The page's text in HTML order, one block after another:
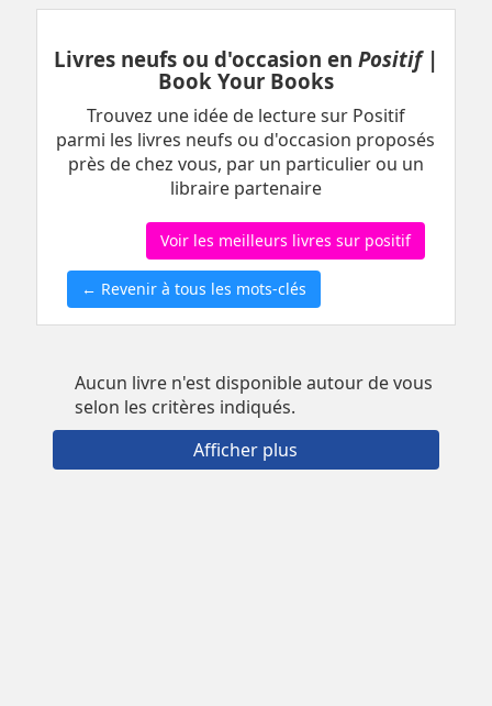
Livres neufs ou d'occasion en Positif|
Book Your Books
Trouvez une idée de lecture sur Positif
parmi les livres neufs ou d'occasion proposés
près de chez vous, par un particulier ou un
libraire partenaire
Voir les meilleurs livres sur positif
← Revenir à tous les mots-clés
Aucun livre n'est disponible autour de vous
selon les critères indiqués.
Afficher plus